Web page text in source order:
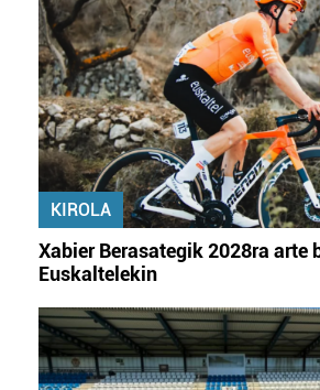
duten interes legitimoa eta horren
dezakezun ikusteko.
Lortu zure datu pertsonalak
buruzko informazio gehiago eta ezarri
datuen atalean. Edozein unetan alda
zure baimena Cookieen
fitxategiak erabiltzen ditu. Zure
baliatzen gara. Ohar hau onartuz
erabiltzeko baimen esplizitua ematen
irakurri
KIROLA
Xabier Berasategik 2028ra arte
Euskaltelekin